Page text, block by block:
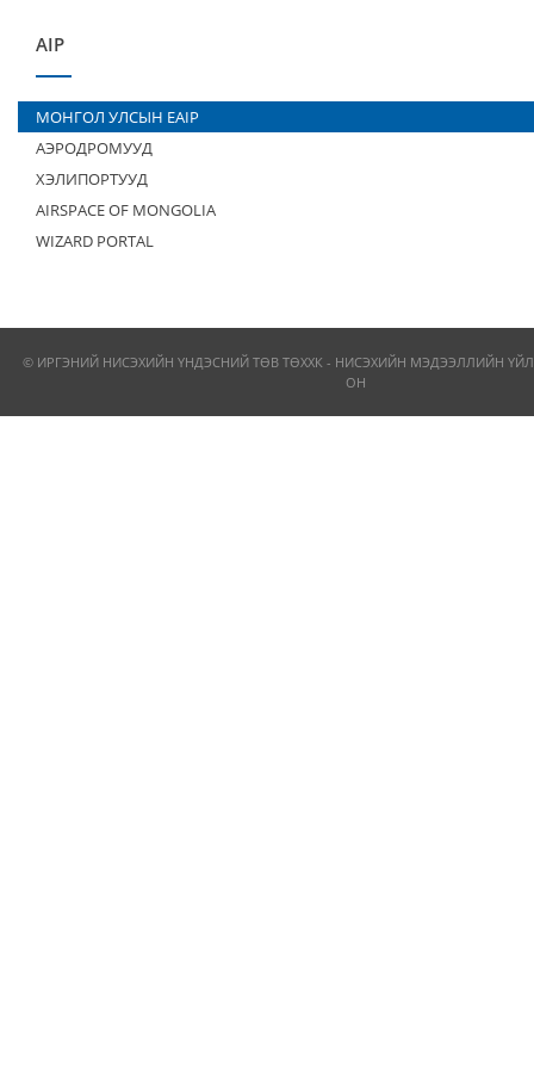
AIP
МОНГОЛ УЛСЫН EAIP
АЭРОДРОМУУД
ХЭЛИПОРТУУД
AIRSPACE OF MONGOLIA
WIZARD PORTAL
© ИРГЭНИЙ НИСЭХИЙН ҮНДЭСНИЙ ТӨВ ТӨХХК - НИСЭХИЙН МЭДЭЭЛЛИЙН
ОН